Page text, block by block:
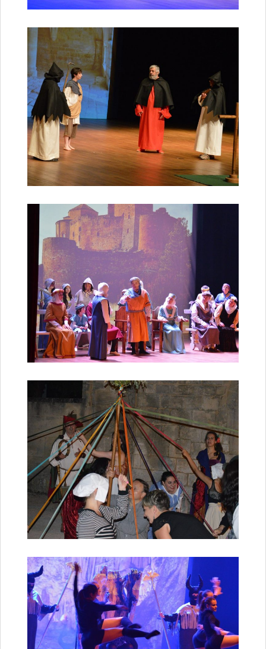
Crèche
Écoles
Garderies
Restauration scolaire
Centres de loisirs
Solidarité
Services à domicile
Jardins familiaux
La Récré du Jeudi
Résidence sénior
Règlementation accessibilité
La M.D.P.H.
Associations d’aide aux handicapés
Vie pratique
Sécurité publique
Marchés
Santé
Poste
Eau
Assainissement
Gaz
Électricité
Initiation informatique
Environnement et cadre de vie
Affichage libre
Gestion des déchets
Déchetterie
Collectes
Points « apport volontaire »
Compostage
Canipoches
Nuisibles
Rapports annuels des services
Vie culturelle et patrimoine
Sites culturels
la Médiathèque
le Castel
Conservatoire
les Salles d’exposition
Expositions 2020
Expositions 2019
Expositions 2018
Expositions 2017